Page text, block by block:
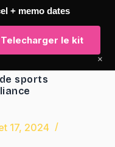
sports
17, 2024
+ memo dates
Telecharger le kit
×